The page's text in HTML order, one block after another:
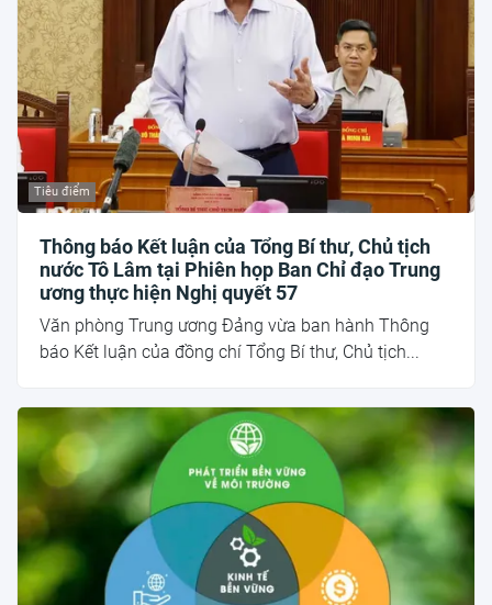
Tiêu điểm
Thông báo Kết luận của Tổng Bí thư, Chủ tịch
nước Tô Lâm tại Phiên họp Ban Chỉ đạo Trung
ương thực hiện Nghị quyết 57
Văn phòng Trung ương Đảng vừa ban hành Thông
báo Kết luận của đồng chí Tổng Bí thư, Chủ tịch...